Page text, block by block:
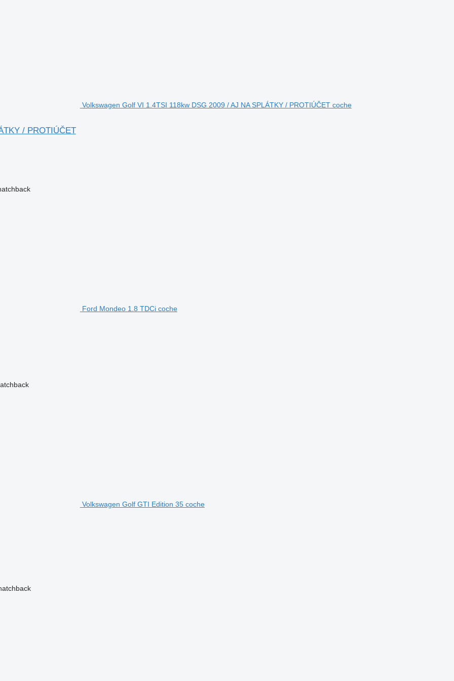
tulajdonos 2020 óta használja
kaphat hitelt segítségünkkel
A hirdetés adataiban
Volkswagen Golf VI 1.4TSI 118kw DSG 2009 / AJ NA SPLÁTKY / PROTIÚČET coche
/ PROTIÚČET
Ford Mondeo 1.8 TDCi coche
Volkswagen Golf GTI Edition 35 coche